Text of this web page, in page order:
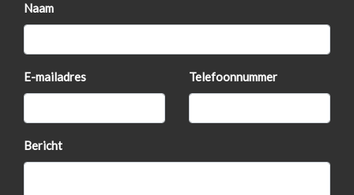
Oliedrukmeter
Onderhoudsboekjes aanwezig
Oplaadmogelijkheid
Passagiersairbag
Rondomzicht camera
Naam
E-mailadres Telefoonnummer
Bericht